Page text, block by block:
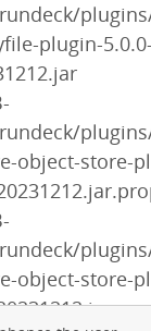
plugin-
object-store-
object-store-